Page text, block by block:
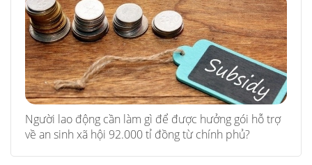
Người lao động cần làm gì để được hưởng gói hỗ trợ
về an sinh xã hội 92.000 tỉ đồng từ chính phủ?